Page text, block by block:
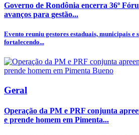
Governo de Rondônia encerra 36º
avanços para gestão...
Evento reuniu gestores estaduais, municipais e
fortalecendo...
Geral
Operação da PM e PRF conjunta
e prende homem em Pimenta...